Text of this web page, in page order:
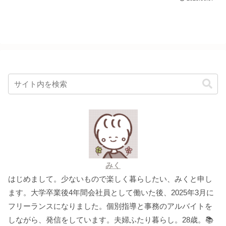
みく
はじめまして。少ないもので楽しく暮らしたい、みくと申し
ます。大学卒業後4年間会社員として働いた後、2025年3月に
フリーランスになりました。個別指導と事務のアルバイトを
しながら、発信をしています。夫婦ふたり暮らし。28歳。📚